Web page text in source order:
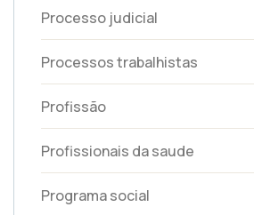
Processo judicial
Processos trabalhistas
Profissão
Profissionais da saude
Programa social